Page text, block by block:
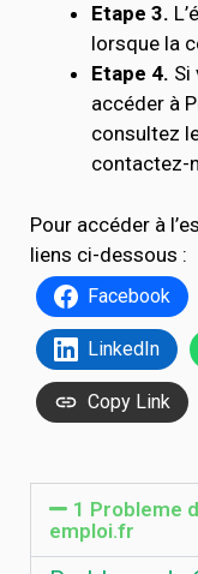
Etape 3.
lorsque la
Etape 4. Si
accéder à
consultez
contactez-
Pour accéder à
liens ci-dessous :
Facebook
LinkedIn
Copy Link
1 Probleme
emploi.fr